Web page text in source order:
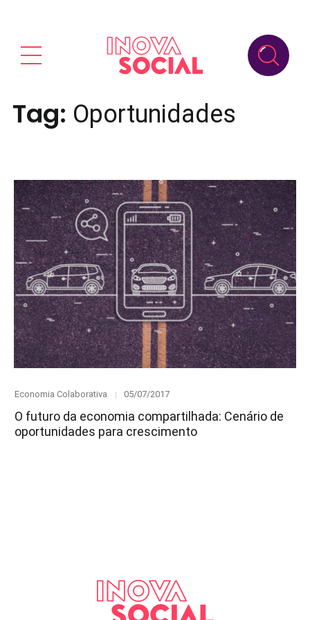
Tag: Oportunidades
Category
Economia Colaborativa
Posted
05/07/2017
O futuro da economia compartilhada: Cenário de
oportunidades para crescimento